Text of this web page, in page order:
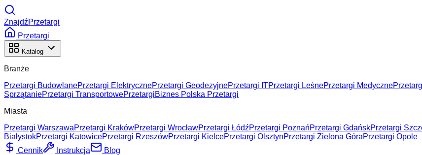
ZnajdźPrzetargi
Przetargi
Katalog
Branże
Przetargi BudowlanePrzetargi ElektrycznePrzetargi GeodezyjnePrzetargi ITPrzetargi LeśnePrzetargi Medyczne
SprzątaniePrzetargi TransportowePrzetargiBiznes Polska Przetargi
Miasta
Przetargi WarszawaPrzetargi KrakówPrzetargi WrocławPrzetargi ŁódźPrzetargi PoznańPrzetargi GdańskPrzetargi
BiałystokPrzetargi KatowicePrzetargi RzeszówPrzetargi KielcePrzetargi OlsztynPrzetargi Zielona GóraPrzetargi Opole
Cennik
Instrukcja Blog